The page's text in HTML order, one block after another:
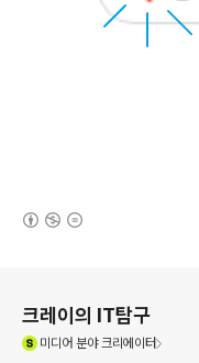
크레이의 IT탐구
미디어 분야 크리에이터